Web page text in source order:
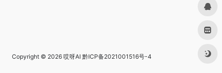
Copyright © 2026 哎呀AI 黔ICP备2021001516号-4